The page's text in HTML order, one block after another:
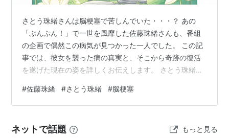
さとう珠緒さんは脳梗塞で苦しんでいた・・・？ あの
「ぷんぷん！」で一世を風靡した佐藤珠緒さんも、番組
の企画で偶然この病気が見つかった一人でした。 この記
事では、彼女を襲った病の真実と、そこから奇跡の復活
を遂げた現在の姿を詳しくお伝えします。 さとう珠緒の
ン！】 itzmysnow.com 佐藤珠緒（さとう珠緒）さんを襲
った衝撃、番組の検査で気づいたこと 番組の検査で判明
の心境 医師が語った脳の状態 自覚症状はあったのか、後
#佐藤珠緒 #さとう珠緒 #脳梗塞
ネットで話題 もっと見る